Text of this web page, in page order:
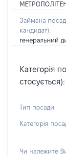
Займана
кандидат):
генеральний
Категорія
стосується):
Тип посади:
Категорія
Чи належите